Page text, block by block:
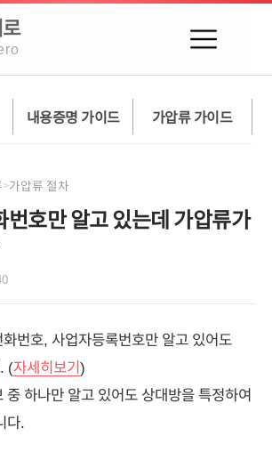
내용증명 가이드 가압류 가이드
>가압류 절차
번호만 알고 있는데 가압류가
번호, 사업자등록번호만 알고 있어도
(자세히보기)
중 하나만 알고 있어도 상대방을 특정하여
다.